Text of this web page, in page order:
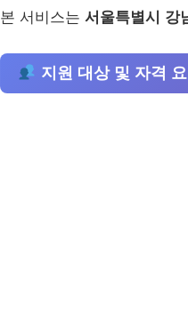
본 서비스는 서울특별시 강
지원 대상 및 자격